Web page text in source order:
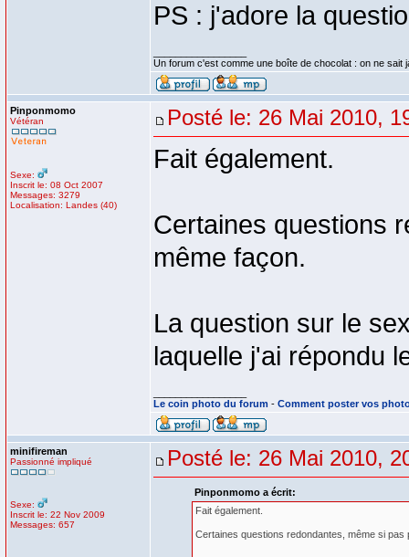
PS : j'adore la
Un forum c'est comme une boîte de chocolat : on ne sait
Pinponmomo
Vétéran
Sexe:
Inscrit le: 08 Oct 2007
Messages: 3279
Localisation: Landes (40)
Posté le: 26 Mai 2010,
Fait également.
Certaines questions
même façon.
La question sur le
laquelle j'ai répondu
Le coin photo du forum - Comment poster vos
minifireman
Passionné impliqué
Sexe:
Inscrit le: 22 Nov 2009
Messages: 657
Posté le: 26 Mai 2010,
Pinponmomo a écrit:
Fait également.
Certaines questions redondantes, même si pas